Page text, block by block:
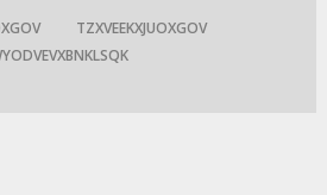
TZXVEEKXJUOXGOV